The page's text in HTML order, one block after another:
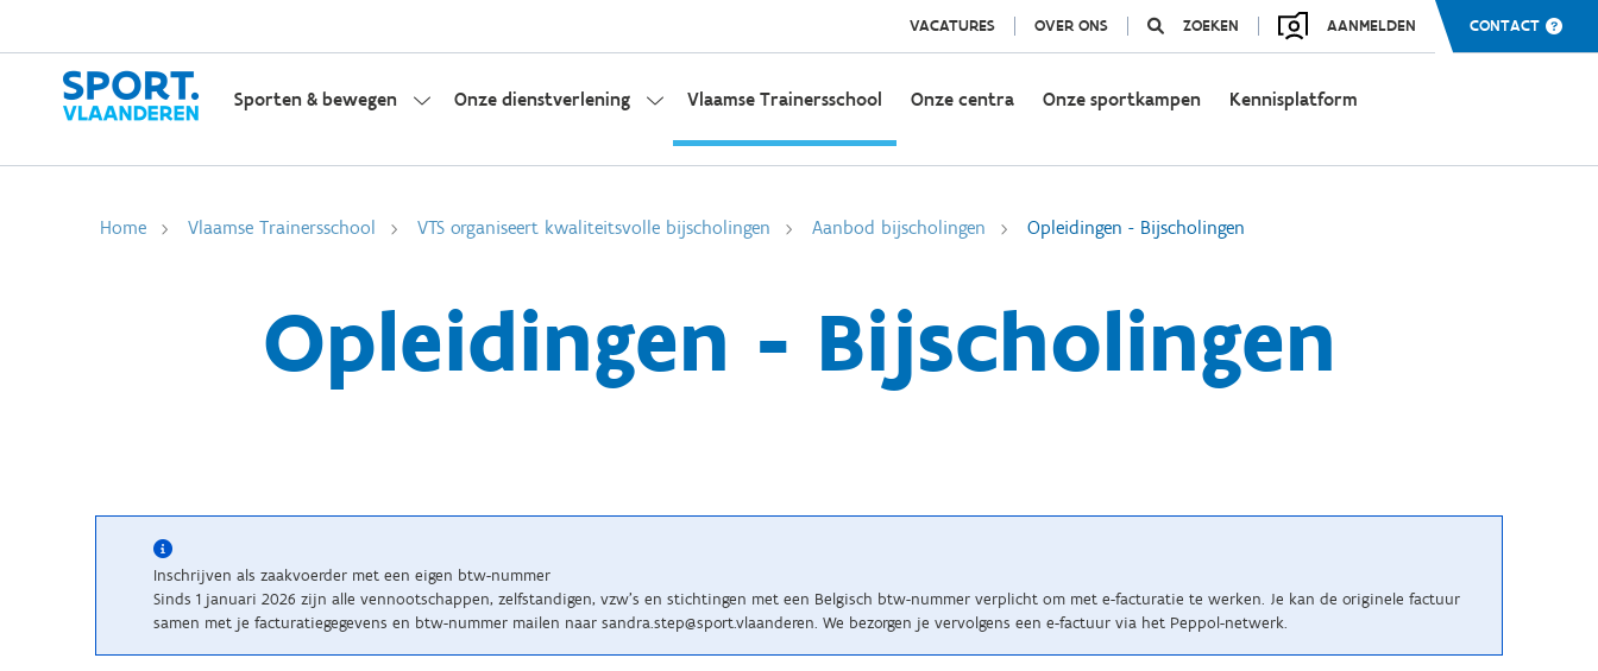
VACATURES OVER ONS ZOEKEN AANMELDEN CONTACT
Sporten & bewegen Onze dienstverlening Vlaamse Trainersschool Onze centra Onze sportkampen Kennisplatform
Home Vlaamse Trainersschool VTS organiseert kwaliteitsvolle bijscholingen Aanbod bijscholingen Opleidingen - Bijscholingen
Opleidingen - Bijscholingen
Inschrijven als zaakvoerder met een eigen btw-nummer
Sinds 1 januari 2026 zijn alle vennootschappen, zelfstandigen, vzw’s en stichtingen met een Belgisch btw-nummer verplicht om met e-facturatie te werken. Je kan de originele factuur
samen met je facturatiegegevens en btw-nummer mailen naar sandra.step@sport.vlaanderen. We bezorgen je vervolgens een e-factuur via het Peppol-netwerk.